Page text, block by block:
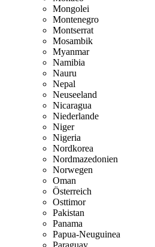
Mongolei
Montenegro
Montserrat
Mosambik
Myanmar
Namibia
Nauru
Nepal
Neuseeland
Nicaragua
Niederlande
Niger
Nigeria
Nordkorea
Nordmazedonien
Norwegen
Oman
Österreich
Osttimor
Pakistan
Panama
Papua-Neuguinea
Paraguay